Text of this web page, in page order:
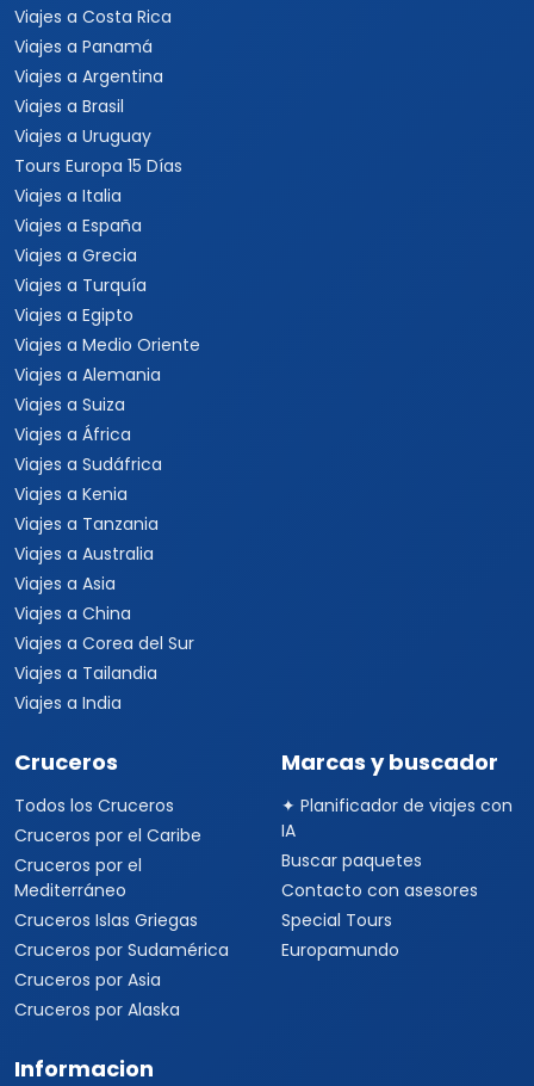
Viajes a Costa Rica
Viajes a Panamá
Viajes a Argentina
Viajes a Brasil
Viajes a Uruguay
Tours Europa 15 Días
Viajes a Italia
Viajes a España
Viajes a Grecia
Viajes a Turquía
Viajes a Egipto
Viajes a Medio Oriente
Viajes a Alemania
Viajes a Suiza
Viajes a África
Viajes a Sudáfrica
Viajes a Kenia
Viajes a Tanzania
Viajes a Australia
Viajes a Asia
Viajes a China
Viajes a Corea del Sur
Viajes a Tailandia
Viajes a India
Cruceros
Todos los Cruceros
Cruceros por el Caribe
Cruceros por el
Mediterráneo
Cruceros Islas Griegas
Cruceros por Sudamérica
Cruceros por Asia
Cruceros por Alaska
Marcas y buscador
✦ Planificador de viajes con
IA
Buscar paquetes
Contacto con asesores
Special Tours
Europamundo
Informacion